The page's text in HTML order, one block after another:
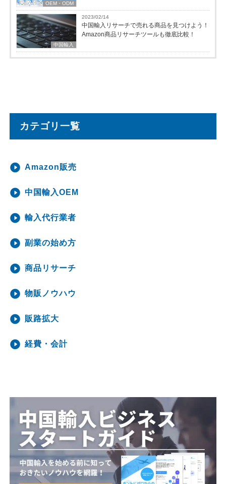
OEM・ODM
中国輸入
2023/02/14
中国輸入リサーチで売れる商品を見つけよう！
Amazon商品リサーチツールも徹底比較！
カテゴリ一覧
Amazon販売
中国輸入OEM
輸入代行業者
副業の始め方
商品リサーチ
物販ノウハウ
販路拡大
経費・会計